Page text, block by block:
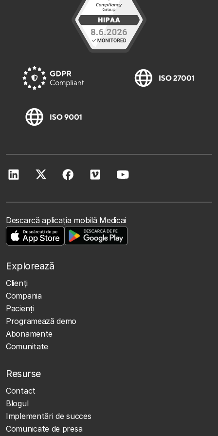
Descarcă aplicația mobilă Medicai
Explorează
Clienţi
Compania
Pacienți
Programează demo
Abonamente
Comunitate
Resurse
Contact
Blogul
Implementări de succes
Comunicate de presa